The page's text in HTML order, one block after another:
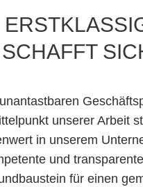
unserer Arbeit
in unserem
und
für einen